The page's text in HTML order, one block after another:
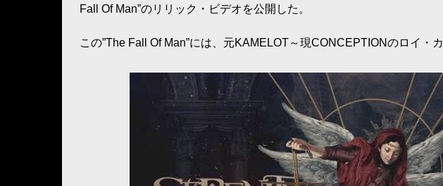
Fall Of Man”のリリック・ビデオを公開した。
この”The Fall Of Man”には、元KAMELOT～現CONCEPTIONのロイ・